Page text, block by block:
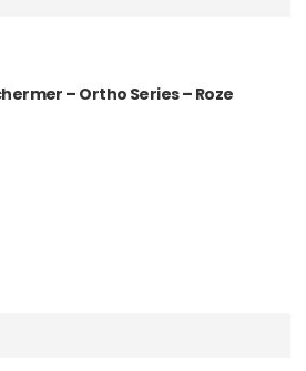
– Ortho Series – Roze